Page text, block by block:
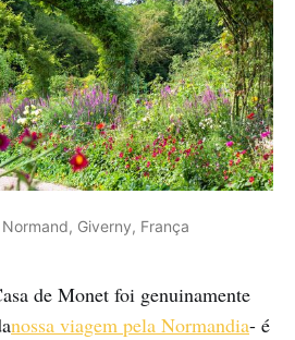
Giverny, França
de Monet foi genuinamente
nossa viagem pela Normandia- é